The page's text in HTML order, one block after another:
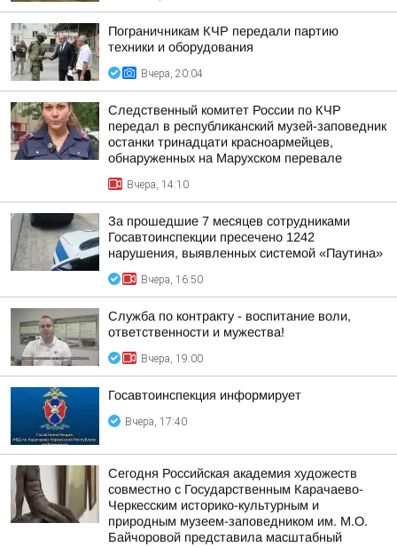
Пограничникам КЧР передали партию
техники и оборудования
Вчера, 20:04
Следственный комитет России по КЧР
передал в республиканский музей-заповедник
останки тринадцати красноармейцев,
обнаруженных на Марухском перевале
Вчера, 14:10
За прошедшие 7 месяцев сотрудниками
Госавтоинспекции пресечено 1242
нарушения, выявленных системой «Паутина»
Вчера, 16:50
Служба по контракту - воспитание воли,
ответственности и мужества!
Вчера, 19:00
Госавтоинспекция информирует
Вчера, 17:40
Сегодня Российская академия художеств
совместно с Государственным Карачаево-
Черкесским историко-культурным и
природным музеем-заповедником им. М.О.
Байчоровой представила масштабный